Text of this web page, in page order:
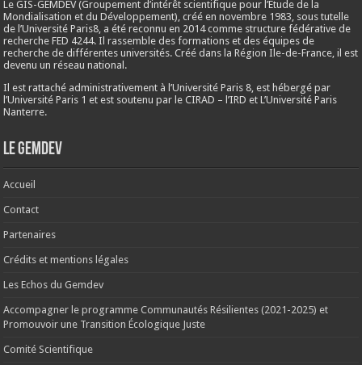
Le GIS-GEMDEV (Groupement d’intérêt scientifique pour l’Étude de la
Mondialisation et du Développement), créé ennovembre 1983, sous tutelle
de l’Université Paris8, a été reconnu en 2014 comme structure fédérative de
recherche FED 4244. Il rassemble des formations et des équipes de
recherche de différentes universités. Créé dans la Région Ile-de-France, il est
devenu un réseau national.
Il est rattaché administrativement à l’Université Paris 8, est hébergé par
l’Université Paris 1 et est soutenu par le CIRAD – l’IRD et L’Université Paris
Nanterre.
Le Gemdev
Accueil
Contact
Partenaires
Crédits et mentions légales
Les Echos du Gemdev
Accompagner le programme Communautés Résilientes (2021-2025) et
Promouvoir une Transition Écologique Juste
Comité Scientifique